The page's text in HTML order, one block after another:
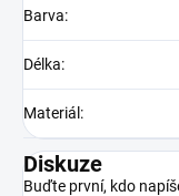
Barva:
Délka:
Materiál:
Diskuze
Buďte první, kdo